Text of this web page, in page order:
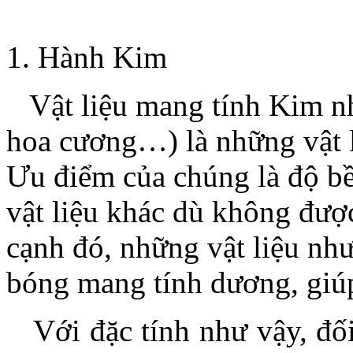
.
Vật liệu mang tính
Kim như sắt, thép,
inox và đá cứng (đá
những vật liệu thông
dụng trong kiến trúc.
Ưu điểm của chúng là
độ bền cao hơn nhiều
so với những vật liệu
khác dù không được
chú ý, bảo quản, duy
những vật liệu như
nhôm, inox có bề mặt
dương, giúp khí di
chuyển nhanh hơn.
1. Hành Kim
Vật liệu mang tính Kim
hoa cương…) là những vật
Ưu điểm của chúng là độ
vật liệu khác dù không
cạnh đó, những vật liệu
bóng mang tính dương,
Với đặc tính như vậy,